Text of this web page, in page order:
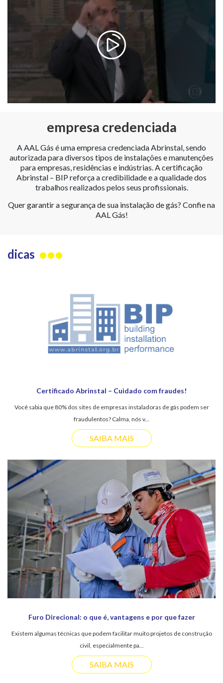
empresa credenciada
A AAL Gás é uma empresa credenciada Abrinstal, sendo
autorizada para diversos tipos de instalações e manutenções
para empresas, residências e indústrias. A certificação
Abrinstal – BIP reforça a credibilidade e a qualidade dos
trabalhos realizados pelos seus profissionais.
Quer garantir a segurança de sua instalação de gás? Confie na
AAL Gás!
dicas
Certificado Abrinstal – Cuidado com fraudes!
Você sabia que 80% dos sites de empresas instaladoras de gás podem ser
fraudulentos? Calma, nós v...
SAIBA MAIS
Furo Direcional: o que é, vantagens e por que fazer
Existem algumas técnicas que podem facilitar muito projetos de construção
civil, especialmente pa...
SAIBA MAIS